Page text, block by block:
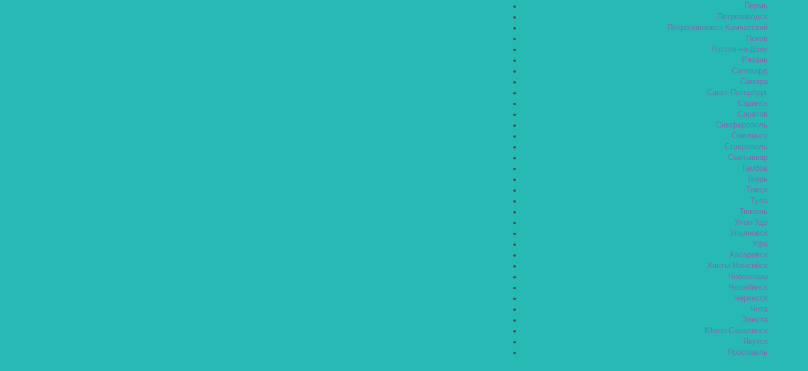
Пермь
Петрозаводск
Петропавловск-Камчатский
Псков
Ростов-на-Дону
Рязань
Салехард
Самара
Санкт-Петербург
Саранск
Саратов
Симферополь
Смоленск
Ставрополь
Сыктывкар
Тамбов
Тверь
Томск
Тула
Тюмень
Улан-Удэ
Ульяновск
Уфа
Хабаровск
Ханты-Мансийск
Чебоксары
Челябинск
Черкесск
Чита
Элиста
Южно-Сахалинск
Якутск
Ярославль